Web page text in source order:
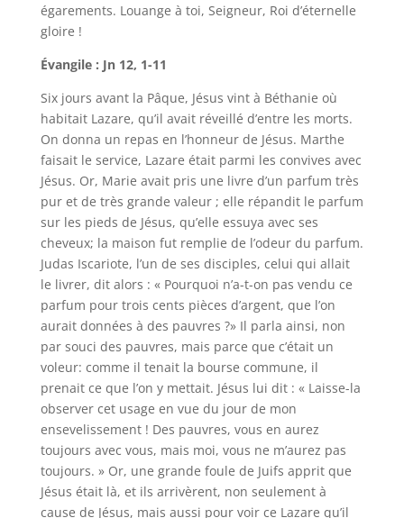
égarements. Louange à toi, Seigneur, Roi d’éternelle
gloire !
Évangile : Jn 12, 1-11
Six jours avant la Pâque, Jésus vint à Béthanie où
habitait Lazare, qu’il avait réveillé d’entre les morts.
On donna un repas en l’honneur de Jésus. Marthe
faisait le service, Lazare était parmi les convives avec
Jésus. Or, Marie avait pris une livre d’un parfum très
pur et de très grande valeur ; elle répandit le parfum
sur les pieds de Jésus, qu’elle essuya avec ses
cheveux; la maison fut remplie de l’odeur du parfum.
Judas Iscariote, l’un de ses disciples, celui qui allait
le livrer, dit alors : « Pourquoi n’a-t-on pas vendu ce
parfum pour trois cents pièces d’argent, que l’on
aurait données à des pauvres ?» Il parla ainsi, non
par souci des pauvres, mais parce que c’était un
voleur: comme il tenait la bourse commune, il
prenait ce que l’on y mettait. Jésus lui dit : « Laisse-la
observer cet usage en vue du jour de mon
ensevelissement ! Des pauvres, vous en aurez
toujours avec vous, mais moi, vous ne m’aurez pas
toujours. » Or, une grande foule de Juifs apprit que
Jésus était là, et ils arrivèrent, non seulement à
cause de Jésus, mais aussi pour voir ce Lazare qu’il